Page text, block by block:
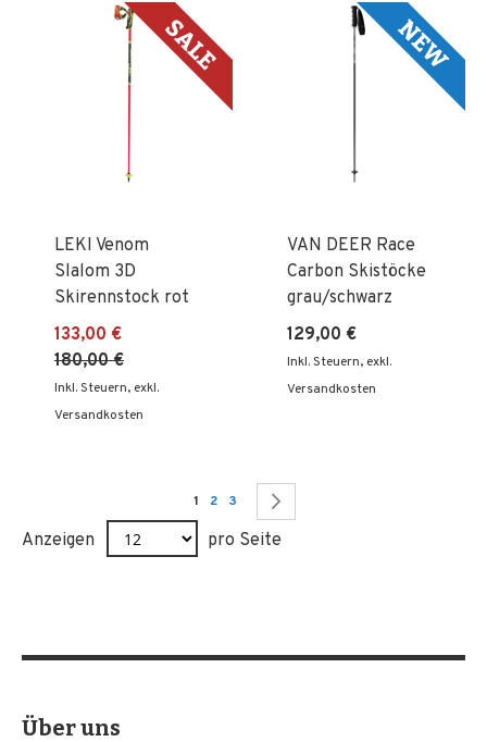
LEKI Venom
Slalom 3D
Skirennstock rot
133,00 €
180,00 €
Inkl. Steuern, exkl.
Versandkosten
VAN DEER Race
Carbon Skistöcke
grau/schwarz
129,00 €
Inkl. Steuern, exkl.
Versandkosten
Seite
Sie lesen gerade Seite
1 Seite
2 Seite
3
Anzeigen pro Seite
Über uns